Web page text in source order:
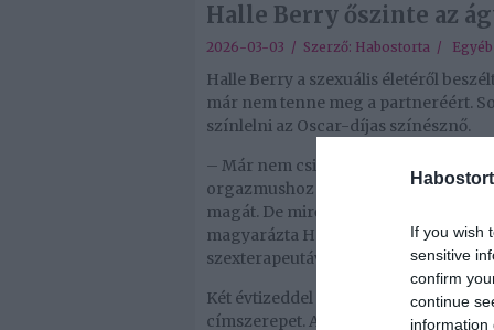
If you wish
sensitive
confirm
continue
information
Halle Berry őszinte az
2026-03-03 / Szerző: Habostorta / Egyéb
Halle Berry a szexuális életéről
már nem tenne meg a partneréért.
színlelni az Oscar-díjas színésznő.
– Már nem csinálom. Meg kellett
orgazmushoz juttatott minket. Azt
magát. De miről szól ez? Azt jelenti,
magyarázta Halle Berry a Sex With
szexterapeutával beszélgetett.
Két évtizeddel ezelőtt mutatták be A
címszerepet. Annak ellenére, hogy